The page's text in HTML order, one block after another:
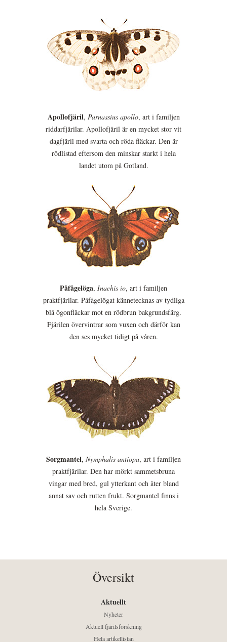
Apollofjäril, Parnassius apollo, art i familjen
riddarfjärilar. Apollofjäril är en mycket stor vit
dagfjäril med svarta och röda fläckar. Den är
rödlistad eftersom den minskar starkt i hela
landet utom på Gotland.
Påfågelöga, Inachis io, art i familjen
praktfjärilar. Påfågelögat kännetecknas av tydliga
blå ögonfläckar mot en rödbrun bakgrundsfärg.
Fjärilen övervintrar som vuxen och därför kan
den ses mycket tidigt på våren.
Sorgmantel, Nymphalis antiopa, art i familjen
praktfjärilar. Den har mörkt sammetsbruna
vingar med bred, gul ytterkant och äter bland
annat sav och rutten frukt. Sorgmantel finns i
hela Sverige.
Översikt
Aktuellt
Nyheter
Aktuell fjärilsforskning
Hela artikellistan